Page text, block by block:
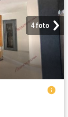
4 foto